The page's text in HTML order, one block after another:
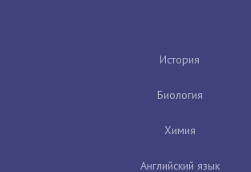
История
Биология
Химия
Английский язык